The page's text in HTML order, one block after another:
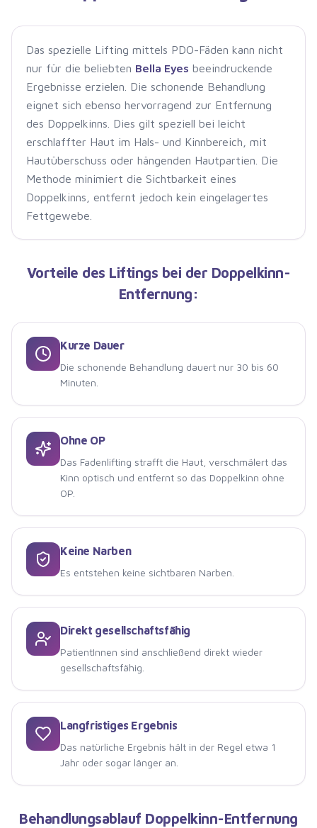
Das spezielle Lifting mittels PDO-Fäden kann nicht
nur für die beliebten Bella Eyes beeindruckende
Ergebnisse erzielen. Die schonende Behandlung
eignet sich ebenso hervorragend zur Entfernung
des Doppelkinns. Dies gilt speziell bei leicht
erschlaffter Haut im Hals- und Kinnbereich, mit
Hautüberschuss oder hängenden Hautpartien. Die
Methode minimiert die Sichtbarkeit eines
Doppelkinns, entfernt jedoch kein eingelagertes
Fettgewebe.
Vorteile des Liftings bei der Doppelkinn-
Entfernung:
Kurze Dauer
Die schonende Behandlung dauert nur 30 bis 60
Minuten.
Ohne OP
Das Fadenlifting strafft die Haut, verschmälert das
Kinn optisch und entfernt so das Doppelkinn ohne
OP.
Keine Narben
Es entstehen keine sichtbaren Narben.
Direkt gesellschaftsfähig
PatientInnen sind anschließend direkt wieder
gesellschaftsfähig.
Langfristiges Ergebnis
Das natürliche Ergebnis hält in der Regel etwa 1
Jahr oder sogar länger an.
Behandlungsablauf Doppelkinn-Entfernung